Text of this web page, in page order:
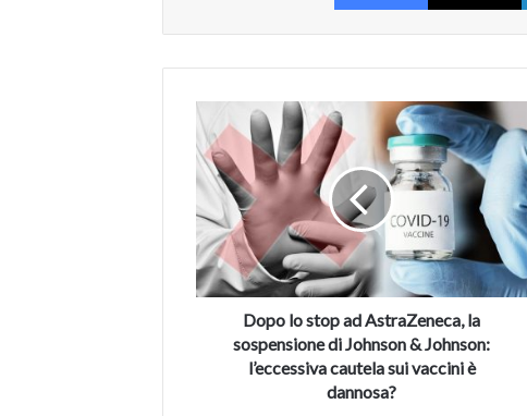
lo
stop
ad
AstraZeneca,
la
sospensione
di
Johnson
Johnson:
l’eccessiva
Dopo lo stop ad AstraZeneca, la
sospensione di Johnson & Johnson:
l’eccessiva cautela sui vaccini è
dannosa?